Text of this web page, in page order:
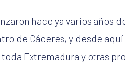
hace ya varios años
de Cáceres, y desde
Extremadura y otras